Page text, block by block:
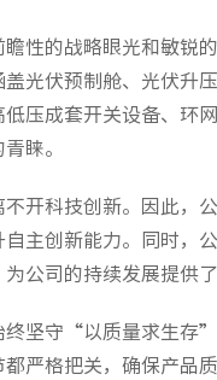
性的战略眼光和敏锐
光伏预制舱、光伏升
压成套开关设备、环
睐。
开科技创新。因此，
主创新能力。同时，
公司的持续发展提供了
终坚守“以质量求生存
严格把关，确保产品